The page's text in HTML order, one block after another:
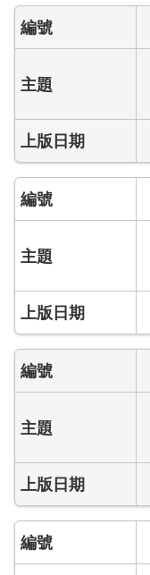
府
資
公
開
公
文
公
開
專
計
料
影
專
檔
應
用